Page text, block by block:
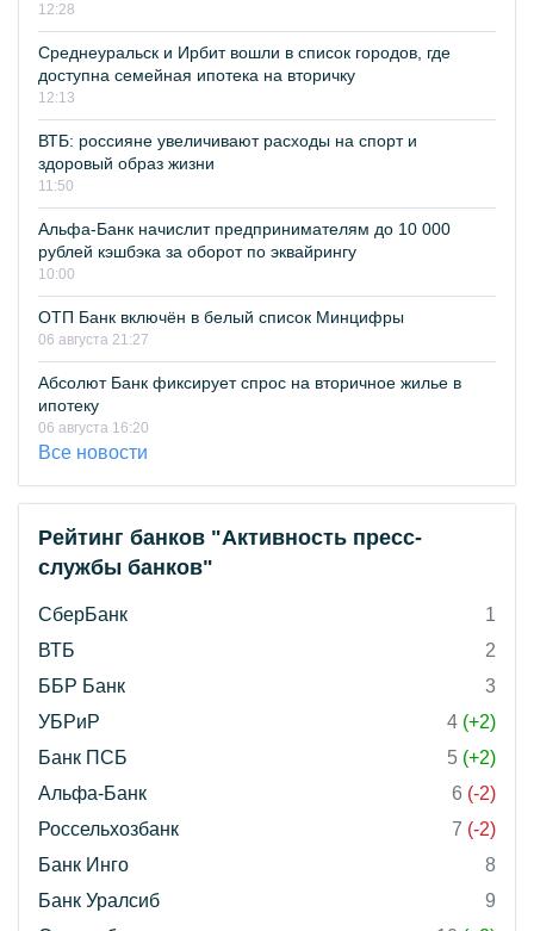
12:28
Среднеуральск и Ирбит вошли в список городов, где
доступна семейная ипотека на вторичку
12:13
ВТБ: россияне увеличивают расходы на спорт и
здоровый образ жизни
11:50
Альфа-Банк начислит предпринимателям до 10 000
рублей кэшбэка за оборот по эквайрингу
10:00
ОТП Банк включён в белый список Минцифры
06 августа 21:27
Абсолют Банк фиксирует спрос на вторичное жилье в
ипотеку
06 августа 16:20
Все новости
Рейтинг банков "Активность пресс-
службы банков"
СберБанк
1
ВТБ
2
ББР Банк
3
УБРиР
4 (+2)
Банк ПСБ
5 (+2)
Альфа-Банк
6 (-2)
Россельхозбанк
7 (-2)
Банк Инго
8
Банк Уралсиб
9